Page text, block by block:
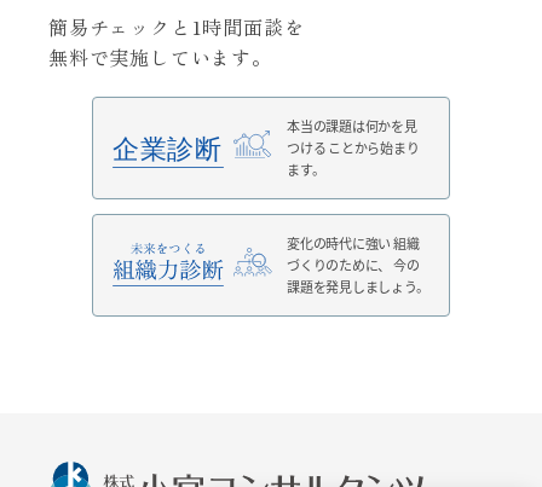
簡易チェックと1時間面談を
無料で実施しています。
本当の課題は何かを見
つける ことから始まり
ます。
変化の時代に強い組織
づくりのために、
今の
課題を発見しましょう。